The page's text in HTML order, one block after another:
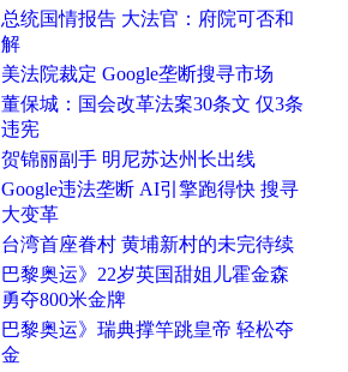
总统国情报告 大法官：府院可否和
解
美法院裁定 Google垄断搜寻市场
董保城：国会改革法案30条文 仅3条
违宪
贺锦丽副手 明尼苏达州长出线
Google违法垄断 AI引擎跑得快 搜寻
大变革
台湾首座眷村 黄埔新村的未完待续
巴黎奥运》22岁英国甜姐儿霍金森
勇夺800米金牌
巴黎奥运》瑞典撑竿跳皇帝 轻松夺
金